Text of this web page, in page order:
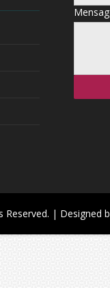
Reserved. | Designed